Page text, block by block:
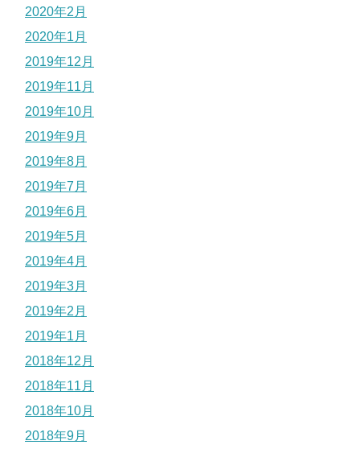
2020年2月
2020年1月
2019年12月
2019年11月
2019年10月
2019年9月
2019年8月
2019年7月
2019年6月
2019年5月
2019年4月
2019年3月
2019年2月
2019年1月
2018年12月
2018年11月
2018年10月
2018年9月